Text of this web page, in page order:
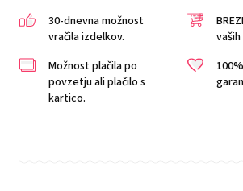
30-dnevna možnost
vračila izdelkov.
Možnost plačila po
povzetju ali plačilo s
kartico.